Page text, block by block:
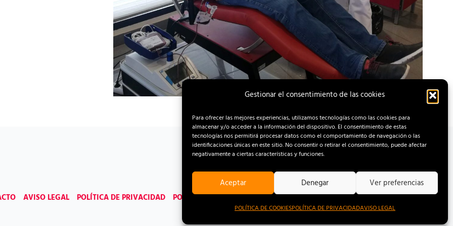
Gestionar el consentimiento de las cookies
Para ofrecer las mejores experiencias, utilizamos tecnologías como las cookies para
almacenar y/o acceder a la información del dispositivo. El consentimiento de estas
tecnologías nos permitirá procesar datos como el comportamiento de navegación o las
identificaciones únicas en este sitio. No consentir o retirar el consentimiento, puede afectar
negativamente a ciertas características y funciones.
Aceptar Denegar Ver preferencias
POLÍTICA DE COOKIESPOLÍTICA DE PRIVACIDADAVISO LEGAL
AVISO LEGAL POLÍTICA DE PRIVACIDAD POLÍTICA DE COOKIES